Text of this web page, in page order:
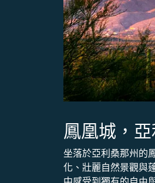
鳳凰城，
坐落於亞利桑那州的
化、壯麗自然景觀與